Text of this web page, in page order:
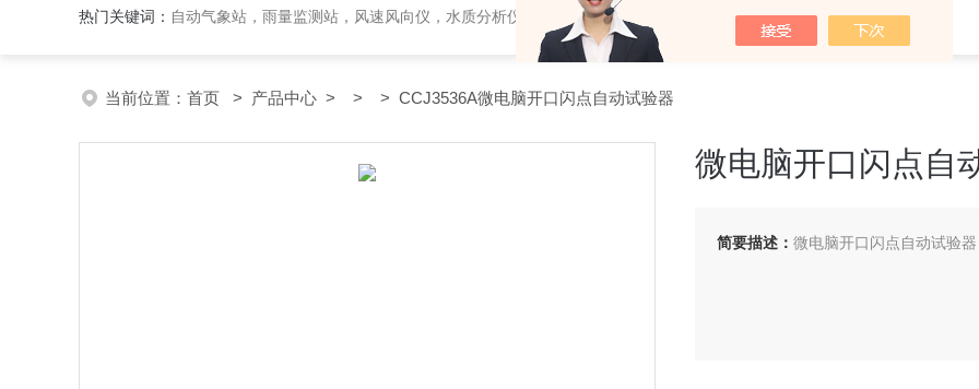
热门关键词： 自动气象站，雨量监测站，风速风向仪，水质分析仪，气体分析报警器，
当前位置： 首页 > 产品中心 > > > CCJ3536A微电脑开口闪点自动试验器
微电脑开口闪点自
简要描述： 微电脑开口闪点自动试验器